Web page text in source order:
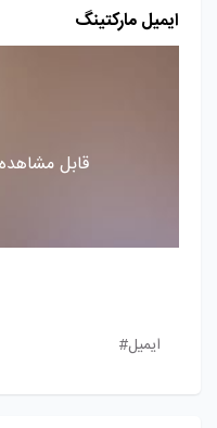
ایمیل مارکتینگ
قابل
ایمیل#